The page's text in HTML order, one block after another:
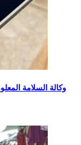
وكالة السلامة